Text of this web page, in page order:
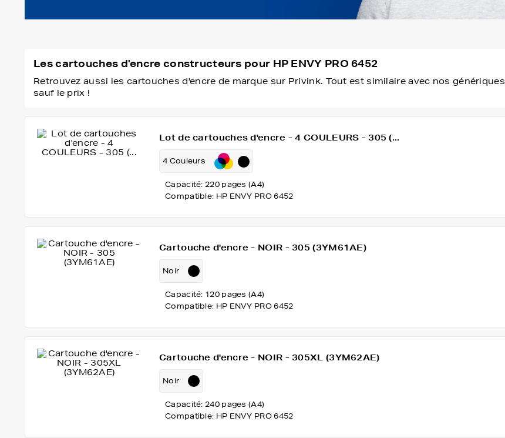
Les cartouches d'encre constructeurs pour HP ENVY PRO 6452
Retrouvez aussi les cartouches d'encre de marque sur Privink. Tout est similaire avec nos génériques
sauf le prix !
Lot de cartouches d'encre - 4 COULEURS - 305 (...
4 Couleurs
Capacité: 220 pages (A4)
Compatible: HP ENVY PRO 6452
Cartouche d'encre - NOIR - 305 (3YM61AE)
Noir
Capacité: 120 pages (A4)
Compatible: HP ENVY PRO 6452
Cartouche d'encre - NOIR - 305XL (3YM62AE)
Noir
Capacité: 240 pages (A4)
Compatible: HP ENVY PRO 6452